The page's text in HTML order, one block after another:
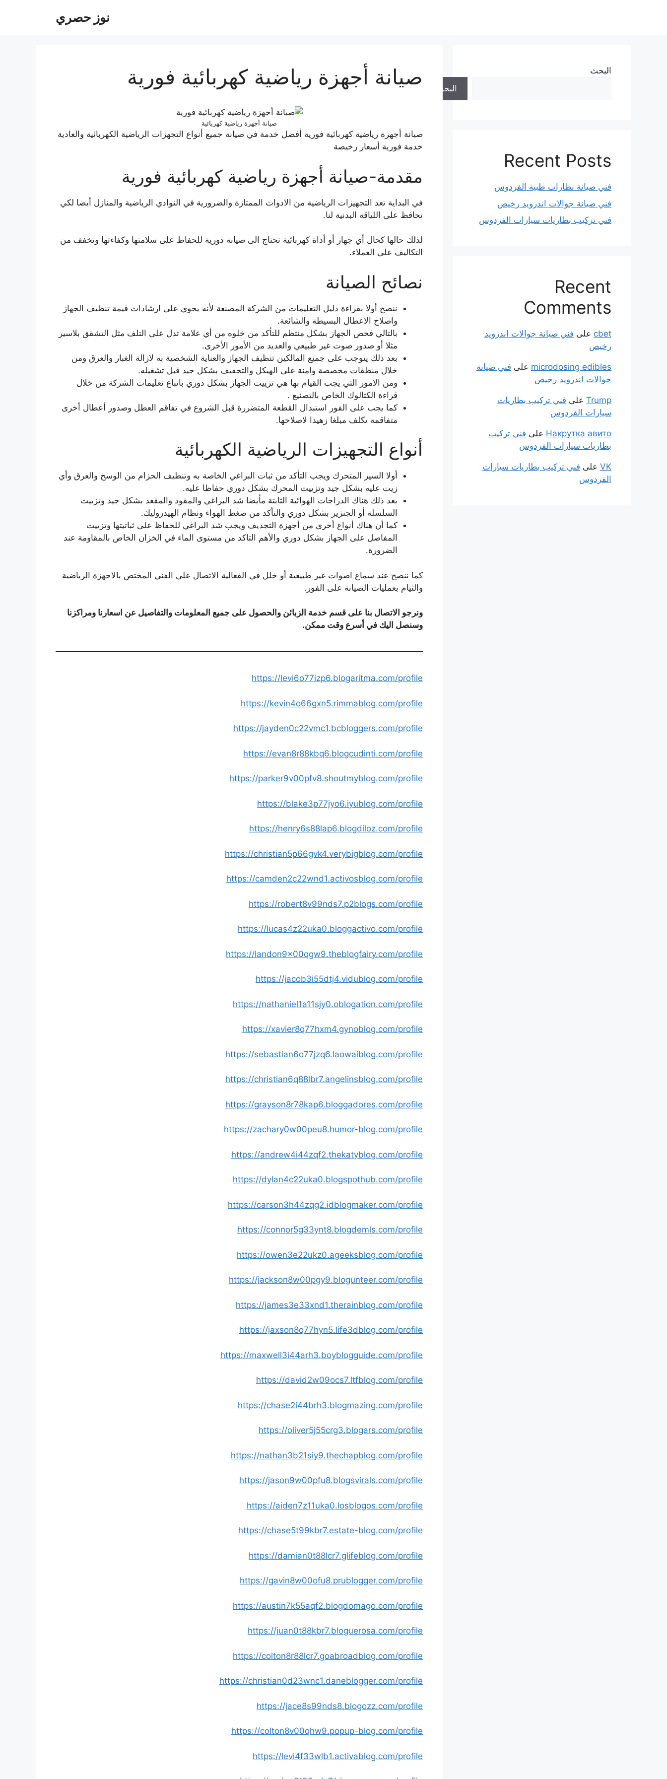
نوز حصري
صيانة أجهزة رياضية كهربائية فورية
صيانة أجهزة رياضية كهربائية
صيانة أجهزة رياضية كهربائية فورية أفضل خدمة في صيانة جميع أنواع التجهزات الرياضية الكهربائية والعادية
خدمة فورية أسعار رخيصة
مقدمة-صيانة أجهزة رياضية كهربائية فورية
في البداية تعد التجهيزات الرياضية من الادوات الممتازة والضرورية في النوادي الرياضية والمنازل أيضا لكي
تحافظ على اللياقة البدنية لنا.
لذلك حالها كحال أي جهاز أو أداة كهربائية تحتاج الى صيانة دورية للحفاظ على سلامتها وكفاءتها وتخفف من
التكاليف على العملاء.
نصائح الصيانة
ننصح أولا بقراءة دليل التعليمات من الشركة المصنعة لأنه يحوي على ارشادات قيمة تنظيف الجهاز
واصلاح الاعطال البسيطة والشائعة.
بالتالي فحص الجهاز بشكل منتظم للتأكد من خلوه من أي علامة تدل على التلف مثل التشقق بلاسير
مثلا أو صدور صوت غير طبيعي والعديد من الأمور الأخرى.
بعد ذلك يتوجب على جميع المالكين تنظيف الجهاز والعناية الشخصية به لازالة الغبار والعرق ومن
خلال منظفات مخصصة وامنة على الهيكل والتجفيف بشكل جيد قبل تشغيله.
ومن الامور التي يجب القيام بها هي تزييت الجهاز بشكل دوري باتباع تعليمات الشركة من خلال
قراءة الكتالوك الخاص بالتصنيع .
كما يجب على الفور استبدال القطعة المتضررة قبل الشروع في تفاقم العطل وصدور أعطال أخرى
متفاقمة تكلف مبلغا زهيدا لاصلاحها.
أنواع التجهيزات الرياضية الكهربائية
أولا السير المتحرك ويجب التأكد من ثبات البراغي الخاصة به وتنظيف الحزام من الوسخ والعرق وأي
زيت عليه بشكل جيد وتزييت المحرك بشكل دوري حفاظا عليه.
بعد ذلك هناك الدراجات الهوائية الثابتة مأيضا شد البراغي والمقود والمقعد بشكل جيد وتزييت
السلسلة أو الجنزير بشكل دوري والتأكد من ضغط الهواء ونظام الهيدروليك.
كما أن هناك أنواع أخرى من أجهزة التجديف ويجب شد البراغي للحفاظ على ثباتيتها وتزييت
المفاصل على الجهاز بشكل دوري والأهم التاكد من مستوى الماء في الخزان الخاص بالمقاومة عند
الضرورة.
كما ننصح عند سماع اصوات غير طبيعية أو خلل في الفعالية الاتصال على الفني المختص بالاجهزة الرياضية
والثيام بعمليات الصيانة على الفور.
ونرجو الاتصال بنا على قسم خدمة الزبائن والحصول على جميع المعلومات والتفاصيل عن اسعارنا ومراكزنا
وسنصل اليك في أسرع وقت ممكن.
https://levi6o77izp6.blogaritma.com/profile
https://kevin4o66gxn5.rimmablog.com/profile
https://jayden0c22vmc1.bcbloggers.com/profile
https://evan8r88kbq6.blogcudinti.com/profile
https://parker9v00pfv8.shoutmyblog.com/profile
https://blake3p77jyo6.iyublog.com/profile
https://henry6s88lap6.blogdiloz.com/profile
https://christian5p66gvk4.verybigblog.com/profile
https://camden2c22wnd1.activosblog.com/profile
https://robert8v99nds7.p2blogs.com/profile
https://lucas4z22uka0.bloggactivo.com/profile
https://landon9x00qgw9.theblogfairy.com/profile
https://jacob3i55dtj4.vidublog.com/profile
https://nathaniel1a11sjy0.oblogation.com/profile
https://xavier8q77hxm4.gynoblog.com/profile
https://sebastian6o77jzq6.laowaiblog.com/profile
https://christian6q88lbr7.angelinsblog.com/profile
https://grayson8r78kap6.bloggadores.com/profile
https://zachary0w00peu8.humor-blog.com/profile
https://andrew4i44zqf2.thekatyblog.com/profile
https://dylan4c22uka0.blogspothub.com/profile
https://carson3h44zqg2.idblogmaker.com/profile
https://connor5g33ynt8.blogdemls.com/profile
https://owen3e22ukz0.ageeksblog.com/profile
https://jackson8w00pgy9.blogunteer.com/profile
https://james3e33xnd1.therainblog.com/profile
https://jaxson8q77hyn5.life3dblog.com/profile
https://maxwell3i44arh3.boyblogguide.com/profile
https://david2w09ocs7.ltfblog.com/profile
https://chase2i44brh3.blogmazing.com/profile
https://oliver5j55crg3.blogars.com/profile
https://nathan3b21siy9.thechapblog.com/profile
https://jason9w00pfu8.blogsvirals.com/profile
https://aiden7z11uka0.losblogos.com/profile
https://chase5t99kbr7.estate-blog.com/profile
https://damian0t88lcr7.glifeblog.com/profile
https://gavin8w00ofu8.prublogger.com/profile
https://austin7k55aqf2.blogdomago.com/profile
https://juan0t88kbr7.bloguerosa.com/profile
https://colton8r88lcr7.goabroadblog.com/profile
https://christian0d23wnc1.daneblogger.com/profile
https://jace8s99nds8.blogozz.com/profile
https://colton8v00qhw9.popup-blog.com/profile
https://levi4f33wlb1.activablog.com/profile
البحث
البحث
Recent Posts
فني صيانة نظارات طبية الفردوس
فني صيانة جوالات اندرويد رخيص
فني تركيب بطاريات سيارات الفردوس
Recent
Comments
cbet على فني صيانة جوالات اندرويد
رخيص
microdosing edibles على فني صيانة
جوالات اندرويد رخيص
Trump على فني تركيب بطاريات
سيارات الفردوس
Накрутка авито على فني تركيب
بطاريات سيارات الفردوس
VK على فني تركيب بطاريات سيارات
الفردوس